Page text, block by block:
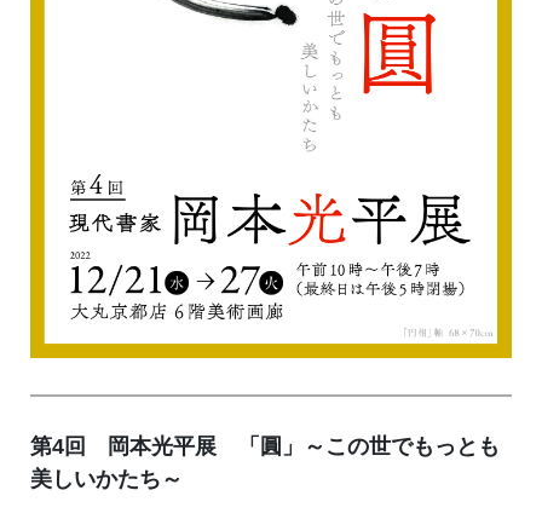
第4回 岡本光平展 「圓」～この世でもっとも
美しいかたち～